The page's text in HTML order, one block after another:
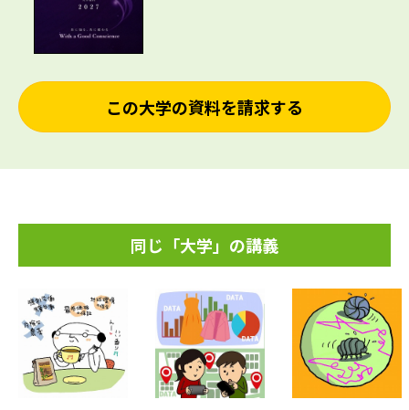
この大学の資料を請求する
同じ「大学」の講義